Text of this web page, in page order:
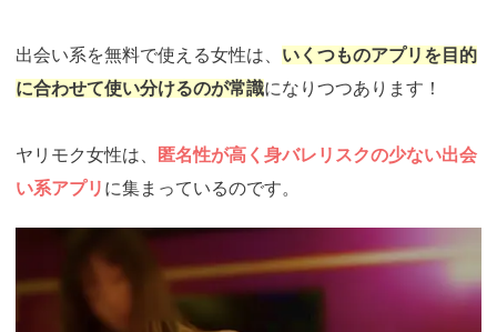
出会い系を無料で使える女性は、 いくつものアプリを目的
に合わせて使い分けるのが常識になりつつあります！
ヤリモク女性は、
匿名性が高く身バレリスクの少ない出会
い系アプリ に集まっているのです。
ads.jp/t6d63J515a0bact6/cl/?
bId=i36a5q96&msid=13921